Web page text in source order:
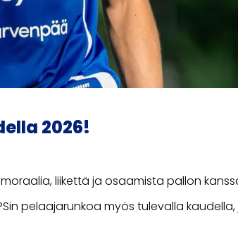
2026!
liikettä ja osaamista pallon
pelaajarunkoa myös tulevalla